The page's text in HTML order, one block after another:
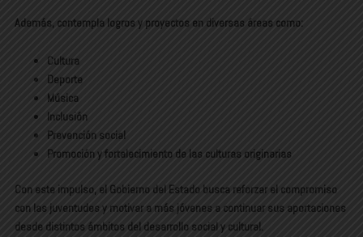
Además, contempla logros y proyectos en diversas áreas como:
Cultura
Deporte
Música
Inclusión
Prevención social
Promoción y fortalecimiento de las culturas originarias
Con este impulso, el Gobierno del Estado busca reforzar el compromiso
con las juventudes y motivar a más jóvenes a continuar sus aportaciones
desde distintos ámbitos del desarrollo social y cultural.